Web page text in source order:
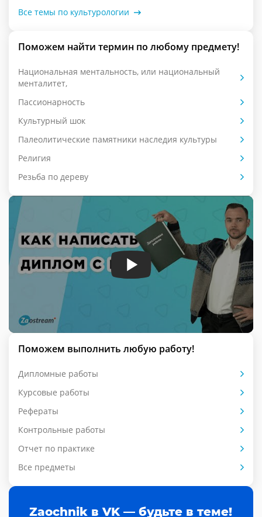
Все темы по культурологии
Поможем найти термин по любому предмету!
Национальная ментальность, или национальный
менталитет,
Пассионарность
Культурный шок
Палеолитические памятники наследия культуры
Религия
Резьба по дереву
Поможем выполнить любую работу!
Дипломные работы
Курсовые работы
Рефераты
Контрольные работы
Отчет по практике
Все предметы
Zaochnik в VK — будьте в теме!